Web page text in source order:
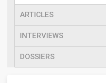
ARTICLES
INTERVIEWS
DOSSIERS